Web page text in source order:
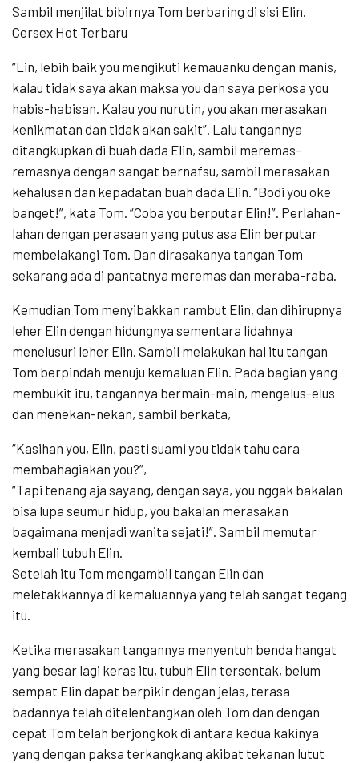
Sambil menjilat bibirnya Tom berbaring di sisi Elin.
Cersex Hot Terbaru
“Lin, lebih baik you mengikuti kemauanku dengan manis,
kalau tidak saya akan maksa you dan saya perkosa you
habis-habisan. Kalau you nurutin, you akan merasakan
kenikmatan dan tidak akan sakit”. Lalu tangannya
ditangkupkan di buah dada Elin, sambil meremas-
remasnya dengan sangat bernafsu, sambil merasakan
kehalusan dan kepadatan buah dada Elin. “Bodi you oke
banget!”, kata Tom. “Coba you berputar Elin!”. Perlahan-
lahan dengan perasaan yang putus asa Elin berputar
membelakangi Tom. Dan dirasakanya tangan Tom
sekarang ada di pantatnya meremas dan meraba-raba.
Kemudian Tom menyibakkan rambut Elin, dan dihirupnya
leher Elin dengan hidungnya sementara lidahnya
menelusuri leher Elin. Sambil melakukan hal itu tangan
Tom berpindah menuju kemaluan Elin. Pada bagian yang
membukit itu, tangannya bermain-main, mengelus-elus
dan menekan-nekan, sambil berkata,
“Kasihan you, Elin, pasti suami you tidak tahu cara
membahagiakan you?”,
“Tapi tenang aja sayang, dengan saya, you nggak bakalan
bisa lupa seumur hidup, you bakalan merasakan
bagaimana menjadi wanita sejati!”. Sambil memutar
kembali tubuh Elin.
Setelah itu Tom mengambil tangan Elin dan
meletakkannya di kemaluannya yang telah sangat tegang
itu.
Ketika merasakan tangannya menyentuh benda hangat
yang besar lagi keras itu, tubuh Elin tersentak, belum
sempat Elin dapat berpikir dengan jelas, terasa
badannya telah ditelentangkan oleh Tom dan dengan
cepat Tom telah berjongkok di antara kedua kakinya
yang dengan paksa terkangkang akibat tekanan lutut